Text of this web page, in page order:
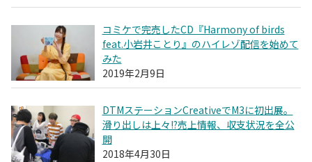
コミケで完売したCD『Harmony of birds
feat.小岩井ことり』のハイレゾ配信を始めて
みた
2019年2月9日
DTMステーションCreativeでM3に初出展。
滑り出しは上々!?売上情報、収支状況を全公
開
2018年4月30日